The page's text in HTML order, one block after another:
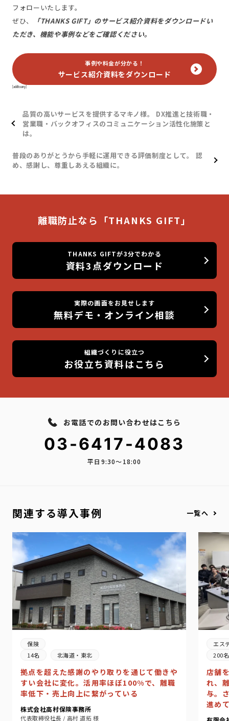
フォローいたします。
ぜひ、
「THANKS GIFT」のサービス紹介資料をダウンロードい
ただき、機能や事例などをご確認ください。
事例や料金が分かる！
サービス紹介資料をダウンロード
[addtoany]
品質の高いサービスを提供するマキノ様。 DX推進と技術職・
営業職・バックオフィスのコミュニケーション活性化施策と
は。
普段のありがとうから手軽に運用できる評価制度として。 認
め、感謝し、尊重しあえる組織に。
離職防止なら「THANKS GIFT」
THANKS GIFTが3分でわかる
資料3点ダウンロード
実際の画面をお見せします
無料デモ・オンライン相談
組織づくりに役立つ
お役立ち資料はこちら
お電話でのお問い合わせはこちら
03-6417-4083
平日9:30〜18:00
関連する導入事例 一覧へ
保険
14名
北海道・東北
拠点を超えた感謝のやり取りを通じて働きや
すい会社に変化。活用率ほぼ100%で、離職
率低下・売上向上に繋がっている
株式会社高村保険事務所
代表取締役社長 / 高村 道拓 様
エス
200名
店舗
れ、
与。
進め